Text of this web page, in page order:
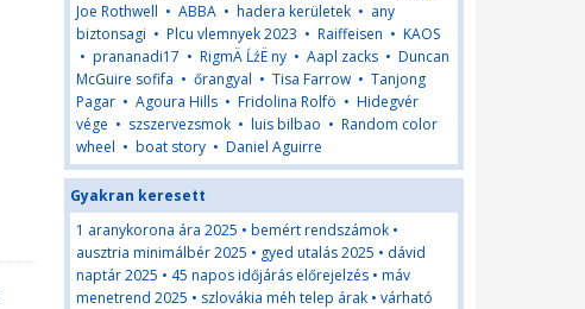
Joe Rothwell • ABBA • hadera kerületek • any
biztonsagi • Plcu vlemnyek 2023 • Raiffeisen • KAOS
• prananadi17 • RigmÄ ĹźË ny • Aapl zacks • Duncan
McGuire sofifa • őrangyal • Tisa Farrow • Tanjong
Pagar • Agoura Hills • Fridolina Rolfö • Hidegvér
vége • szszervezsmok • luis bilbao • Random color
wheel • boat story • Daniel Aguirre
Gyakran keresett
1 aranykorona ára 2025 • bemért rendszámok •
ausztria minimálbér 2025 • gyed utalás 2025 • dávid
naptár 2025 • 45 napos időjárás előrejelzés • máv
menetrend 2025 • szlovákia méh telep árak • várható